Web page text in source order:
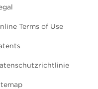
Terms of Use